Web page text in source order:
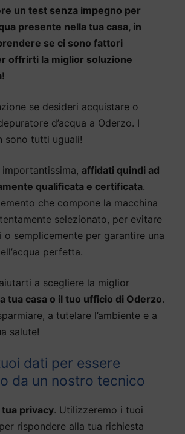
un test senza impegno per
presente nella tua casa, in
se ci sono fattori
offrirti la miglior soluzione
se desideri acquistare o
d’acqua a Oderzo. I
sono tutti uguali!
affidati quindi ad
qualificata e certificata.
che compone la macchina
selezionato, per evitare
o semplicemente per garantire una
perfetta.
a scegliere la miglior
tua casa o il tuo ufficio di Oderzo.
a tutelare l’ambiente e a
salute!
dati per essere
da un nostro tecnico
privacy. Utilizzeremo i tuoi
rispondere alla tua richiesta